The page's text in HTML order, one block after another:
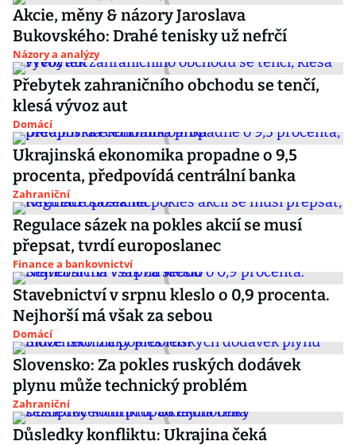
Akcie, měny & názory Jaroslava
Bukovského: Drahé tenisky už nefrčí
Názory a analýzy
Přebytek zahraničního obchodu se tenčí,
klesá vývoz aut
Domácí
Ukrajinská ekonomika propadne o 9,5
procenta, předpovídá centrální banka
Zahraniční
Regulace sázek na pokles akcií se musí
přepsat, tvrdí europoslanec
Finance a bankovnictví
Stavebnictví v srpnu kleslo o 0,9 procenta.
Nejhorší má však za sebou
Domácí
Slovensko: Za pokles ruských dodávek
plynu může technický problém
Zahraniční
Důsledky konfliktu: Ukrajina čeká